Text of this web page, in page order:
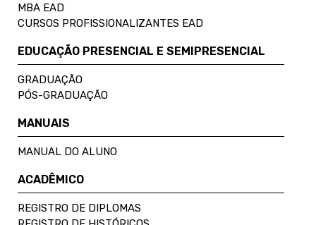
MBA EAD
CURSOS PROFISSIONALIZANTES EAD
EDUCAÇÃO PRESENCIAL E SEMIPRESENCIAL
GRADUAÇÃO
PÓS-GRADUAÇÃO
MANUAIS
MANUAL DO ALUNO
ACADÊMICO
REGISTRO DE DIPLOMAS